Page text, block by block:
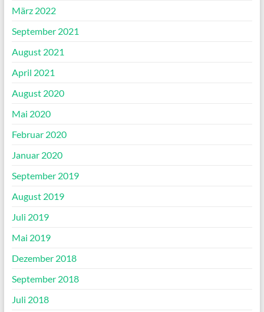
März 2022
September 2021
August 2021
April 2021
August 2020
Mai 2020
Februar 2020
Januar 2020
September 2019
August 2019
Juli 2019
Mai 2019
Dezember 2018
September 2018
Juli 2018